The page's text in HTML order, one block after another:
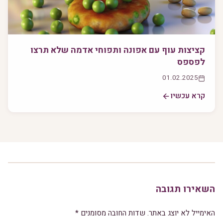
קציצות עוף עם אפונה ותפוחי אדמה שלא תרצו
לפספס
01.02.2025
קרא עכשיו
השאירו תגובה
האימייל לא יוצג באתר. שדות החובה מסומנים *